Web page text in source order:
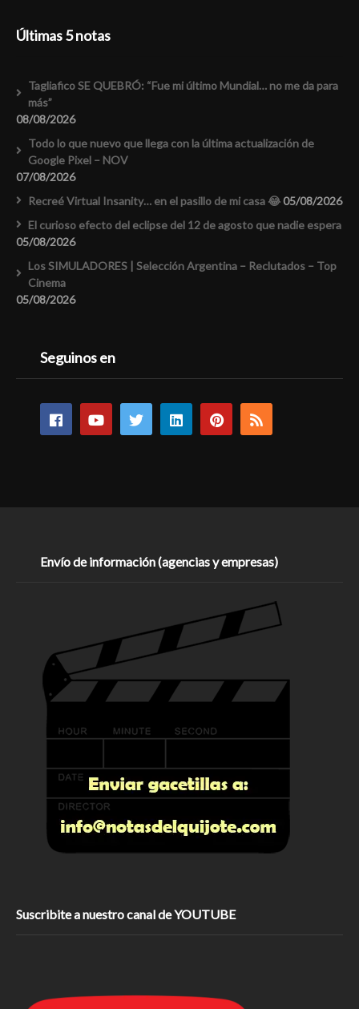
Últimas 5 notas
Tagliafico SE QUEBRÓ: “Fue mi último Mundial… no me da para
más”
08/08/2026
Todo lo que nuevo que llega con la última actualización de
Google Pixel – NOV
07/08/2026
Recreé Virtual Insanity… en el pasillo de mi casa 😂05/08/2026
El curioso efecto del eclipse del 12 de agosto que nadie espera
05/08/2026
Los SIMULADORES | Selección Argentina – Reclutados – Top
Cinema
05/08/2026
Seguinos en
Envío de información (agencias y empresas)
Suscribite a nuestro canal de YOUTUBE